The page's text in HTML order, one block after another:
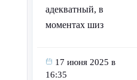
адекватный, в
моментах шиз
17 июня 2025 в
16:35